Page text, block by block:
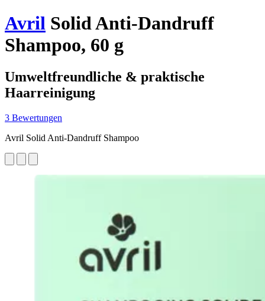
Avril Solid Anti-Dandruff
Shampoo, 60 g
Umweltfreundliche & praktische
Haarreinigung
3 Bewertungen
Avril Solid Anti-Dandruff Shampoo